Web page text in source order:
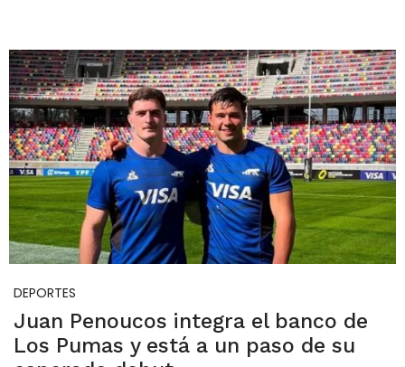
DEPORTES
Juan Penoucos integra el banco de
Los Pumas y está a un paso de su